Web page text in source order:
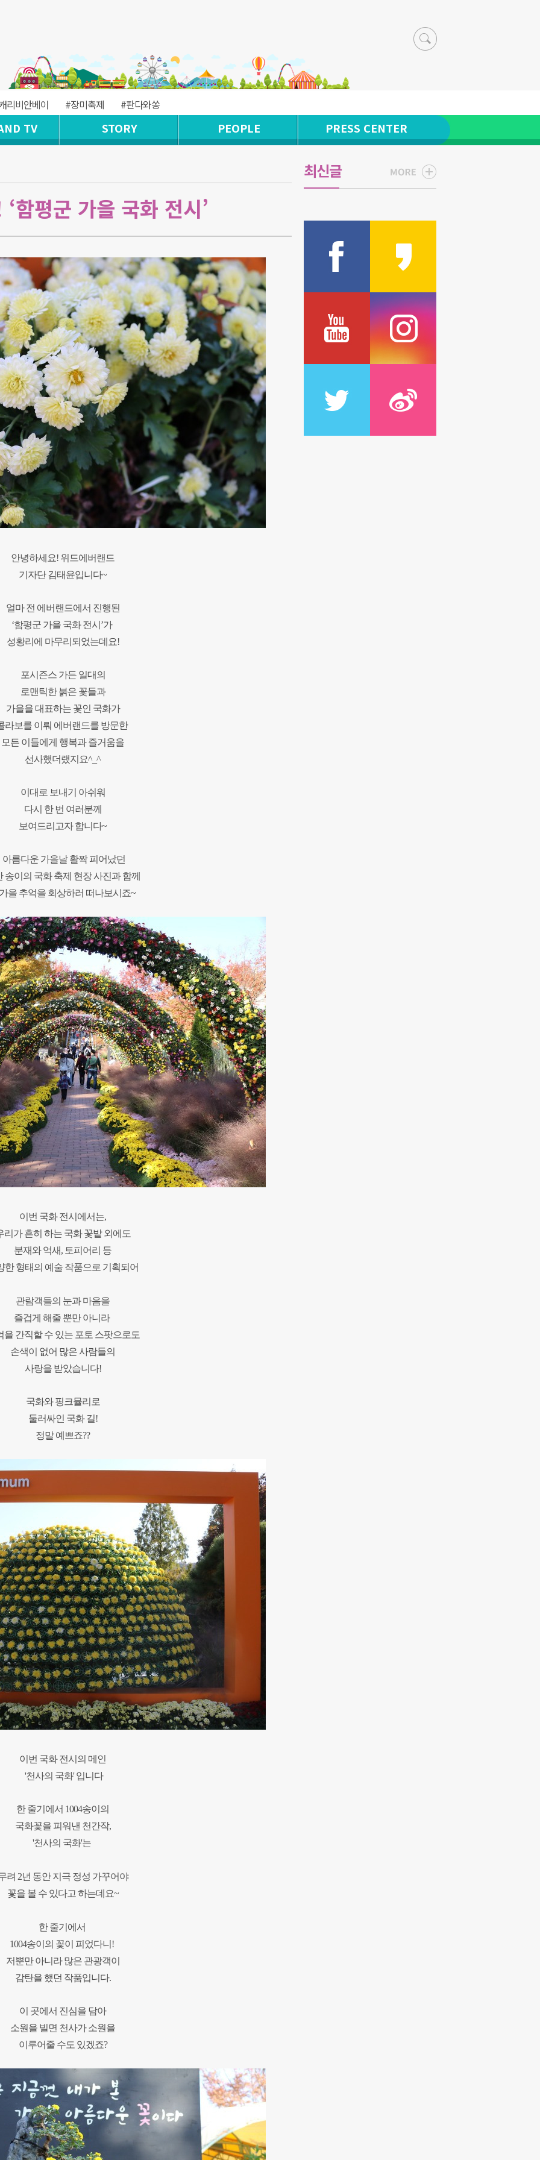
리비안베이 #장미축제 #판다와쏭
TV STORY PEOPLE PRESS CENTER
함평군 가을 국화 전시’
안녕하세요! 위드에버랜드
기자단김태윤입니다~
얼마 전 에버랜드에서 진행된
‘함평군 가을 국화 전시’가
성황리에 마무리되었는데요!
포시즌스 가든 일대의
로맨틱한 붉은 꽃들과
가을을 대표하는 꽃인 국화가
라보를 이뤄 에버랜드를 방문한
모든 이들에게 행복과 즐거움을
선사했더랬지요^_^
이대로 보내기 아쉬워
다시 한 번 여러분께
보여드리고자 합니다~
아름다운 가을날 활짝 피어났던
송이의 국화 축제 현장 사진과 함께
을 추억을 회상하러 떠나보시죠~
이번 국화 전시에서는,
리가 흔히 하는 국화 꽃밭 외에도
분재와 억새, 토피어리 등
한 형태의 예술 작품으로 기획되어
관람객들의 눈과 마음을
즐겁게 해줄 뿐만 아니라
을 간직할 수 있는 포토 스팟으로도
손색이 없어 많은 사람들의
사랑을 받았습니다!
국화와 핑크뮬리로
둘러싸인 국화 길!
정말 예쁘죠??
이번 국화 전시의 메인
'천사의 국화' 입니다
한 줄기에서 1004송이의
국화꽃을 피워낸 천간작,
'천사의 국화'는
려 2년 동안 지극 정성 가꾸어야
꽃을 볼 수 있다고 하는데요~
한 줄기에서
1004송이의 꽃이 피었다니!
저뿐만 아니라 많은 관광객이
감탄을 했던 작품입니다.
이 곳에서 진심을 담아
소원을 빌면 천사가 소원을
이루어줄 수도 있겠죠?
최신글